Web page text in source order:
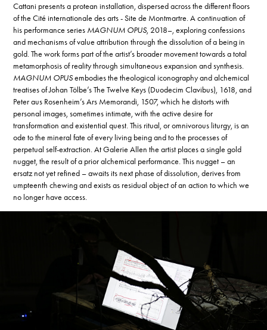
Cattani presents a protean installation, dispersed across the different floors
of the Cité internationale des arts - Site de Montmartre. A continuation of
his performance series MAGNUM OPUS, 2018–, exploring confessions
and mechanisms of value attribution through the dissolution of a being in
gold. The work forms part of the artist’s broader movement towards a total
metamorphosis of reality through simultaneous expansion and synthesis.
MAGNUM OPUSembodies the theological iconography and alchemical
treatises of Johan Tölbe’s The Twelve Keys (Duodecim Clavibus), 1618, and
Peter aus Rosenheim’s Ars Memorandi, 1507, which he distorts with
personal images, sometimes intimate, with the active desire for
transformation and existential quest. This ritual, or omnivorous liturgy, is an
ode to the mineral fate of every living being and to the processes of
perpetual self-extraction. At Galerie Allen the artist places a single gold
nugget, the result of a prior alchemical performance. This nugget – an
ersatz not yet refined – awaits its next phase of dissolution, derives from
umpteenth chewing and exists as residual object of an action to which we
no longer have access.